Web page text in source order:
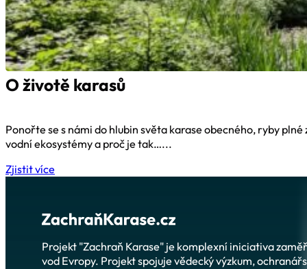
O životě karasů
Ponořte se s námi do hlubin světa karase obecného, ryby
vodní ekosystémy a proč je tak…...
Zjistit více
Projekt "Zachraň Karase" je komplexní iniciativa
vod Evropy. Projekt spojuje vědecký výzkum,